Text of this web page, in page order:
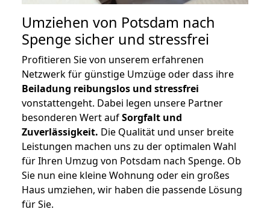
Umziehen von Potsdam nach
Spenge sicher und stressfrei
Profitieren Sie von unserem erfahrenen
Netzwerk für günstige Umzüge oder dass ihre
Beiladung reibungslos und stressfrei
vonstattengeht. Dabei legen unsere Partner
besonderen Wert aufSorgfalt und
Zuverlässigkeit. Die Qualität und unser breite
Leistungen machen uns zu der optimalen Wahl
für Ihren Umzug von Potsdam nach Spenge. Ob
Sie nun eine kleine Wohnung oder ein großes
Haus umziehen, wir haben die passende Lösung
für Sie.